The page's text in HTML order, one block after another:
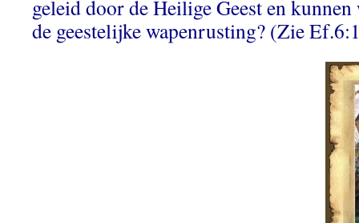
geleid door de Heilige Geest en
de geestelijke wapenrusting? (Zie